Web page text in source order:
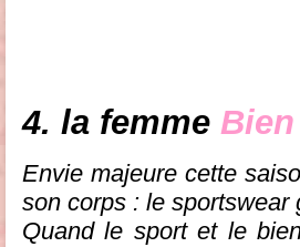
4. la femme
Envie majeure cette
son corps : le sportswear
Quand le sport et le